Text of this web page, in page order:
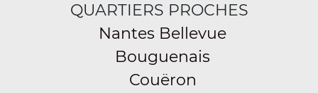
QUARTIERS PROCHES
Nantes Bellevue
Bouguenais
Couëron